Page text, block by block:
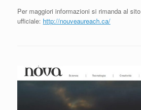
Per maggiori informazioni si rimanda al sito
ufficiale: http://nouveaureach.ca/